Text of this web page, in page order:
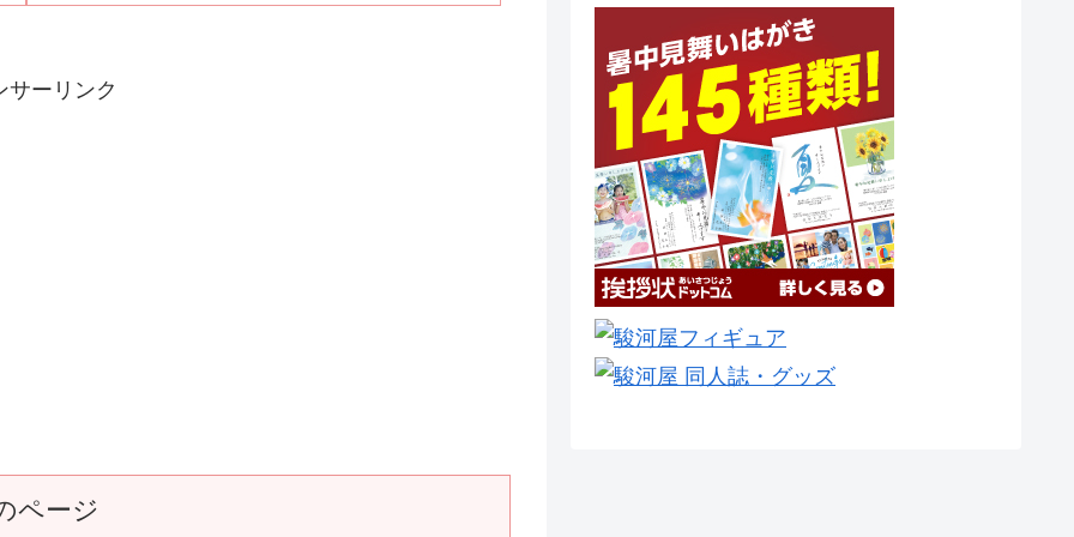
サーリンク
ページ